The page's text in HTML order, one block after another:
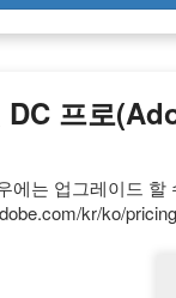
DC 프로
에는 업그레이드
kr/ko/